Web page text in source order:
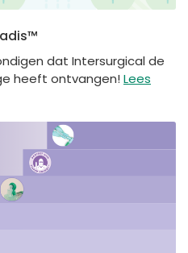
dat Intersurgical de
heeft ontvangen! Lees